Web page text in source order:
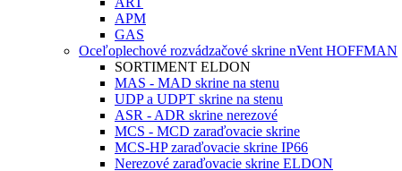
APM
GAS
Oceľoplechové rozvádzačové skrine nVent HOFFMAN
SORTIMENT ELDON
MAS - MAD skrine na stenu
UDP a UDPT skrine na stenu
ASR - ADR skrine nerezové
MCS - MCD zaraďovacie skrine
MCS-HP zaraďovacie skrine IP66
Nerezové zaraďovacie skrine ELDON